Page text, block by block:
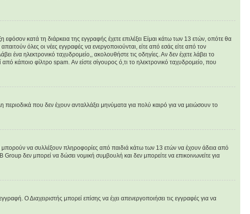
κατά τη διάρκεια της εγγραφής έχετε επιλέξει Είμαι κάτω των 13 ετών, οπότε θα
όλες οι νέες εγγραφές να ενεργοποιούνται, είτε από εσάς είτε από τον
ένα ηλεκτρονικό ταχυδρομείο,, ακολουθήστε τις οδηγίες. Αν δεν έχετε λάβει το
κάποιο φίλτρο spam. Αν είστε σίγουρος ό,τι το ηλεκτρονικό ταχυδρομείο, που
που δεν έχουν ανταλλάξει μηνύματα για πολύ καιρό για να μειώσουν το
μπορούν να συλλέξουν πληροφορίες από παιδιά κάτω των 13 ετών να έχουν άδεια από
δεν μπορεί να δώσει νομική συμβουλή και δεν μπορείτε να επικοινωνείτε για
Ο Διαχειριστής μπορεί επίσης να έχει απενεργοποιήσει τις εγγραφές για να